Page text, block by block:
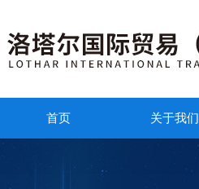
首页 关于我们